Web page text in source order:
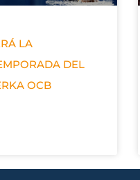
LA
DEL
OCB